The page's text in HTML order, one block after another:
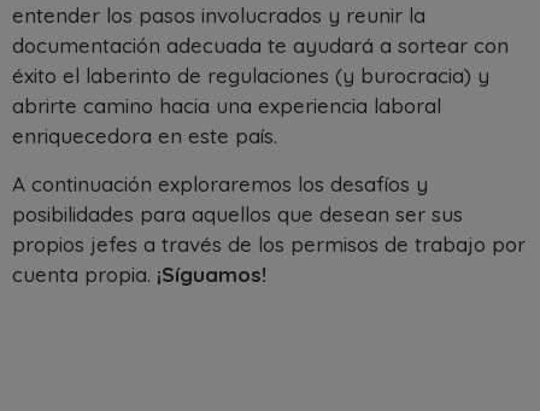
entender los pasos involucrados y reunir la
documentación adecuada te ayudará a sortear con
éxito el laberinto de regulaciones (y burocracia) y
abrirte camino hacia una experiencia laboral
enriquecedora en este país.
A continuación exploraremos los desafíos y
posibilidades para aquellos que desean ser sus
propios jefes a través de los permisos de trabajo por
cuenta propia. ¡Síguamos!